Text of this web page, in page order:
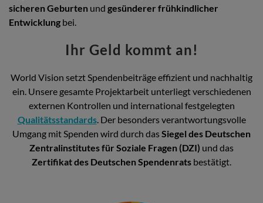
sicheren Geburten und gesünderer frühkindlicher
Entwicklung bei.
Ihr Geld kommt an!
World Vision setzt Spendenbeiträge effizient und nachhaltig
ein. Unsere gesamte Projektarbeit unterliegt verschiedenen
externen Kontrollen und international festgelegten
Qualitätsstandards. Der besonders verantwortungsvolle
Umgang mit Spenden wird durch das Siegel des Deutschen
Zentralinstitutes für Soziale Fragen (DZI) und das
Zertifikat des Deutschen Spendenrats bestätigt.